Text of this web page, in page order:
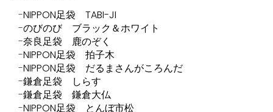
NIPPON足袋 TABI-JI
のびのび ブラック＆ホワイト
奈良足袋 鹿のぞく
NIPPON足袋 拍子木
NIPPON足袋 だるまさんがころんだ
鎌倉足袋 しらす
鎌倉足袋 鎌倉大仏
NIPPON足袋 とんぼ市松